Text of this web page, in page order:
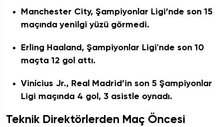
Manchester City, Şampiyonlar Ligi’nde son 15
maçında yenilgi yüzü görmedi.
Erling Haaland, Şampiyonlar Ligi'nde son 10
maçta 12 gol attı.
Vinícius Jr., Real Madrid’in son 5 Şampiyonlar
Ligi maçında 4 gol, 3 asistle oynadı.
Teknik Direktörlerden Maç Öncesi